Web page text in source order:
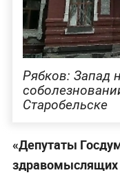
Рябков: Запад
Старобельске
«Депутаты
здравомыслящих